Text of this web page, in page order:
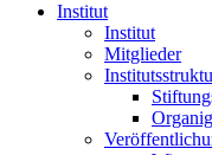
Institut
Institut
Mitglieder